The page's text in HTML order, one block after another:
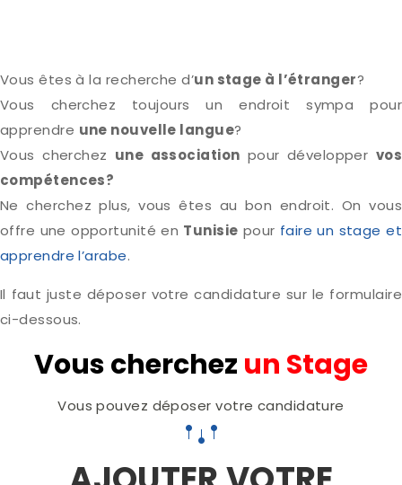
Vous êtes à la recherche d’un stage à l’étranger?
Vous cherchez toujours un endroit sympa pour
apprendre une nouvelle langue?
Vous cherchez une association pour développer vos
compétences?
Ne cherchez plus, vous êtes au bon endroit. On vous
offre une opportunité en Tunisie pour faire un stage et
apprendre l’arabe.
Il faut juste déposer votre candidature sur le formulaire
ci-dessous.
Vous cherchez un Stage
Vous pouvez déposer votre candidature